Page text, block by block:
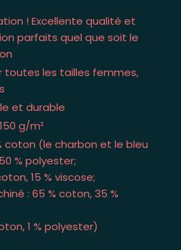
! Excellente qualité et
parfaits quel que soit le
toutes les tailles femmes,
et durable
g/m²
coton (le charbon et le bleu
% polyester;
15 % viscose;
: 65 % coton, 35 %
1 % polyester)